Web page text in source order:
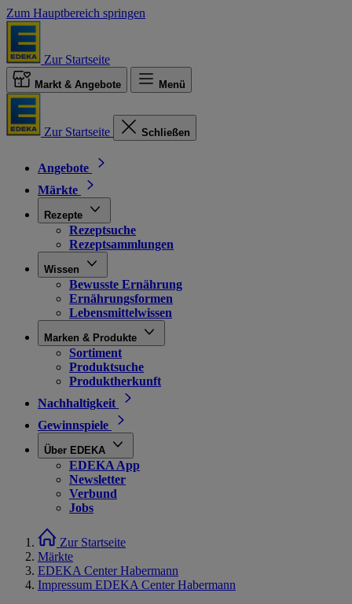
Zum Hauptbereich springen
Zur Startseite
Markt & Angebote Menü
Zur Startseite Schließen
Angebote
Märkte
Rezepte
Rezeptsuche
Rezeptsammlungen
Wissen
Bewusste Ernährung
Ernährungsformen
Lebensmittelwissen
Marken & Produkte
Sortiment
Produktsuche
Produktherkunft
Nachhaltigkeit
Gewinnspiele
Über EDEKA
EDEKA App
Newsletter
Verbund
Jobs
Zur Startseite
Märkte
EDEKA Center Habermann
Impressum EDEKA Center Habermann